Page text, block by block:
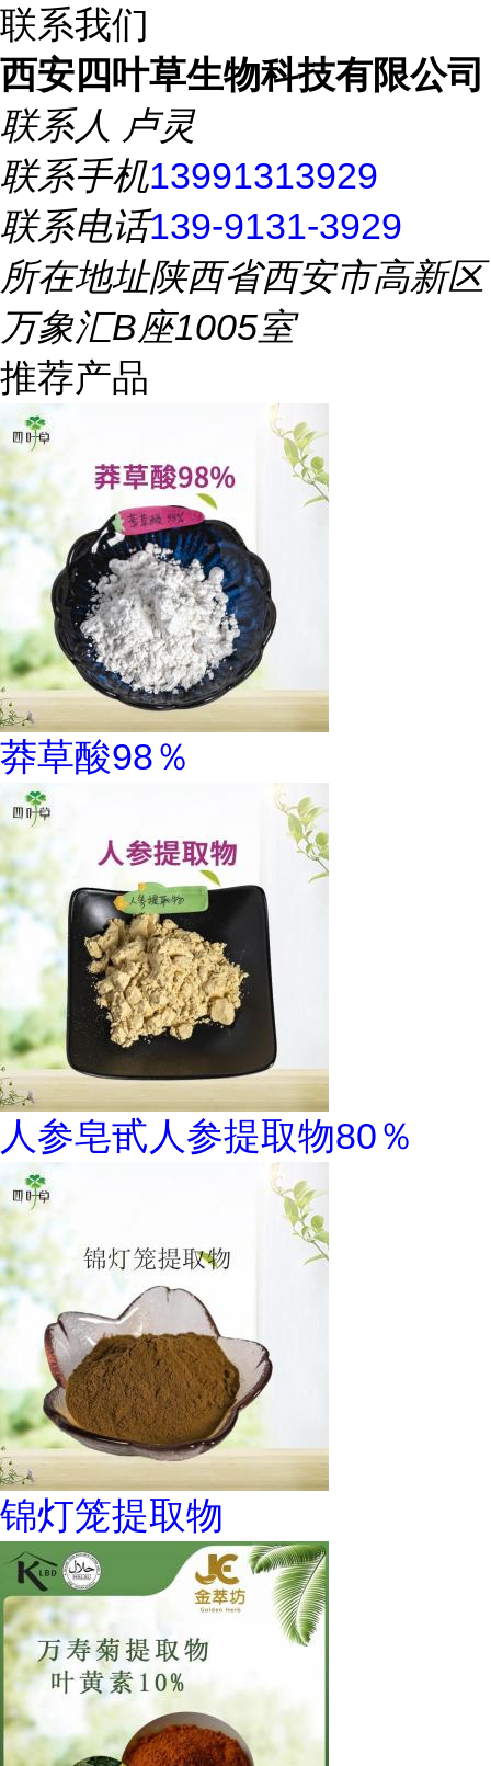
联系我们
西安四叶草生物科技有限公司
联系人 卢灵
联系手机13991313929
联系电话139-9131-3929
所在地址陕西省西安市高新区
万象汇B座1005室
推荐产品
莽草酸98％
人参皂甙人参提取物80％
锦灯笼提取物